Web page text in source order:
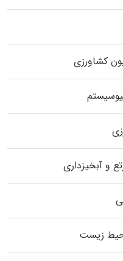
کشاورزی
و آبخیزداری
زیست